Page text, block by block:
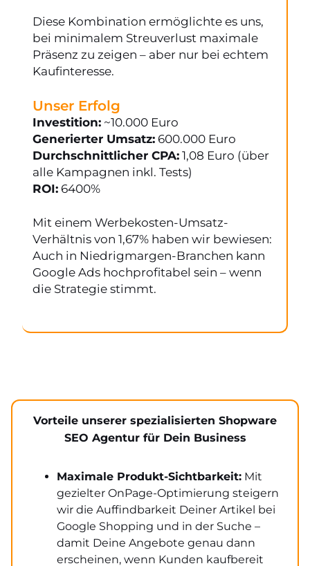
Diese Kombination ermöglichte es uns,
bei minimalem Streuverlust maximale
Präsenz zu zeigen – aber nur bei echtem
Kaufinteresse.
Unser Erfolg
Investition: ~10.000 Euro
Generierter Umsatz: 600.000 Euro
Durchschnittlicher CPA: 1,08 Euro (über
alle Kampagnen inkl. Tests)
ROI: 6400%
Mit einem Werbekosten-Umsatz-
Verhältnis von 1,67% haben wir bewiesen:
Auch in Niedrigmargen-Branchen kann
Google Ads hochprofitabel sein – wenn
die Strategie stimmt.
Vorteile unserer spezialisierten Shopware
SEO Agentur für Dein Business
Maximale Produkt-Sichtbarkeit: Mit
gezielter OnPage-Optimierung steigern
wir die Auffindbarkeit Deiner Artikel bei
Google Shopping und in der Suche –
damit Deine Angebote genau dann
erscheinen, wenn Kunden kaufbereit